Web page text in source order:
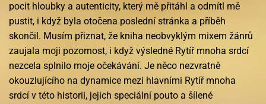
pocit hloubky a autenticity, který mě přitáhl a odmítl mě
pustit, i když byla otočena poslední stránka a příběh
skončil. Musím přiznat, že kniha neobvyklým mixem žánrů
zaujala moji pozornost, i když výsledné Rytíř mnoha srdcí
nezcela splnilo moje očekávání. Je něco nezvratně
okouzlujícího na dynamice mezi hlavními Rytíř mnoha
srdcí v této historii, jejich speciální pouto a šílené